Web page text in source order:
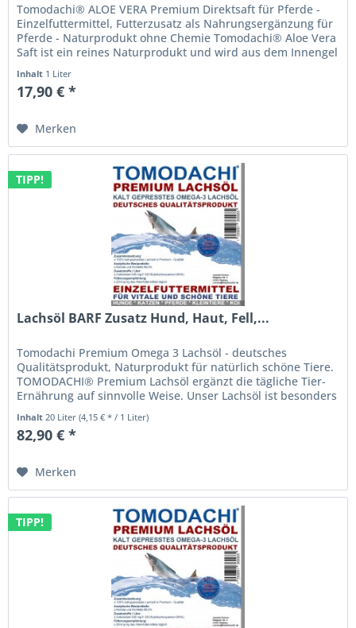
Tomodachi® ALOE VERA Premium Direktsaft für Pferde -
Einzelfuttermittel, Futterzusatz als Nahrungsergänzung für
Pferde - Naturprodukt ohne Chemie Tomodachi® Aloe Vera
Saft ist ein reines Naturprodukt und wird aus dem Innengel
frischer...
Inhalt 1 Liter
17,90 € *
Merken
TIPP!
Lachsöl BARF Zusatz Hund, Haut, Fell,...
Tomodachi Premium Omega 3 Lachsöl - deutsches
Qualitätsprodukt, Naturprodukt für natürlich schöne Tiere.
TOMODACHI® Premium Lachsöl ergänzt die tägliche Tier-
Ernährung auf sinnvolle Weise. Unser Lachsöl ist besonders
Inhalt 20 Liter(4,15 € * / 1 Liter)
82,90 € *
Merken
TIPP!